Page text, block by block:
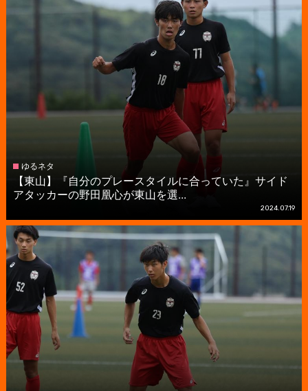
ゆるネタ
【東山】『自分のプレースタイルに合っていた』サイド
アタッカーの野田凰心が東山を選...
2024.07.19